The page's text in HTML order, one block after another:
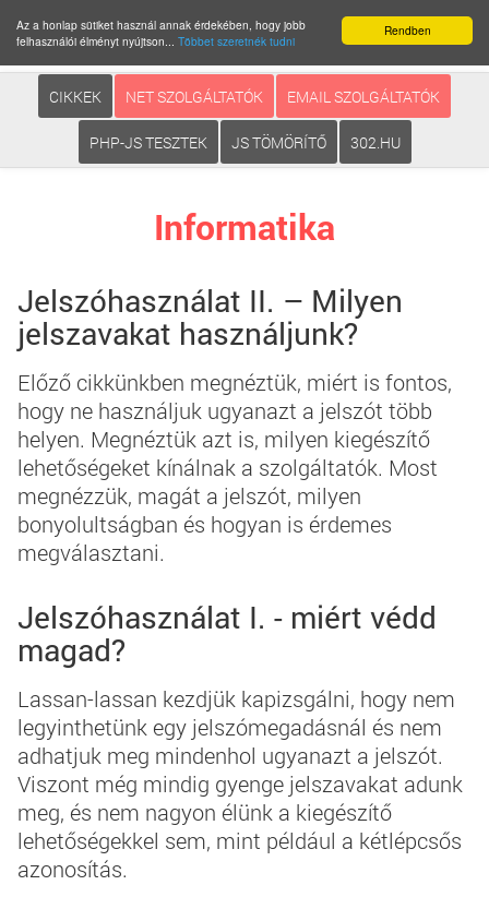
Rendben
Az a honlap sütiket használ annak érdekében, hogy jobb
felhasználói élményt nyújtson... Többet szeretnék tudni
CIKKEK NET SZOLGÁLTATÓK EMAIL SZOLGÁLTATÓK
PHP-JS TESZTEK JS TÖMÖRÍTŐ 302.HU
Informatika
Jelszóhasználat II. – Milyen
jelszavakat használjunk?
Előző cikkünkben megnéztük, miért is fontos,
hogy ne használjuk ugyanazt a jelszót több
helyen. Megnéztük azt is, milyen kiegészítő
lehetőségeket kínálnak a szolgáltatók. Most
megnézzük, magát a jelszót, milyen
bonyolultságban és hogyan is érdemes
megválasztani.
Jelszóhasználat I. - miért védd
magad?
Lassan-lassan kezdjük kapizsgálni, hogy nem
legyinthetünk egy jelszómegadásnál és nem
adhatjuk meg mindenhol ugyanazt a jelszót.
Viszont még mindig gyenge jelszavakat adunk
meg, és nem nagyon élünk a kiegészítő
lehetőségekkel sem, mint például a kétlépcsős
azonosítás.